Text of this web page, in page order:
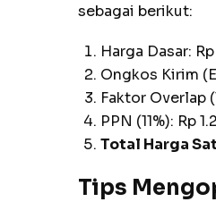
sebagai berikut:
Harga Dasar:
Ongkos Kirim
Faktor Overlap
PPN (11%): Rp
Total Harga
Tips